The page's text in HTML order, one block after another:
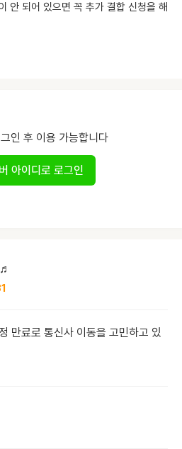
안 되어 있으면 꼭 추가 결합 신청을 해
인 후 이용 가능합니다
아이디로 로그인
만료로 통신사 이동을 고민하고 있